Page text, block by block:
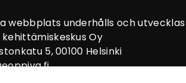
webbplats underhålls och
kehittämiskeskus Oy
5, 00100 Helsinki